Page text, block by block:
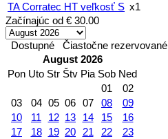
TA Corratec HT veľkosť S x1
Začínajúc od € 30.00
Dostupné Čiastočne rezervované
August 2026
Pon Uto Str Štv Pia Sob Ned
01
02
03
04 05 06 07 08
09
10
11 12 13 14 15
16
17
18 19 20 21 22
23